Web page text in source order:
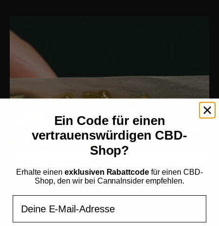
Ein Code für einen
vertrauenswürdigen CBD-
Shop?
Erhalte einen exklusiven Rabattcode für einen CBD-
Shop, den wir bei CannaInsider empfehlen.